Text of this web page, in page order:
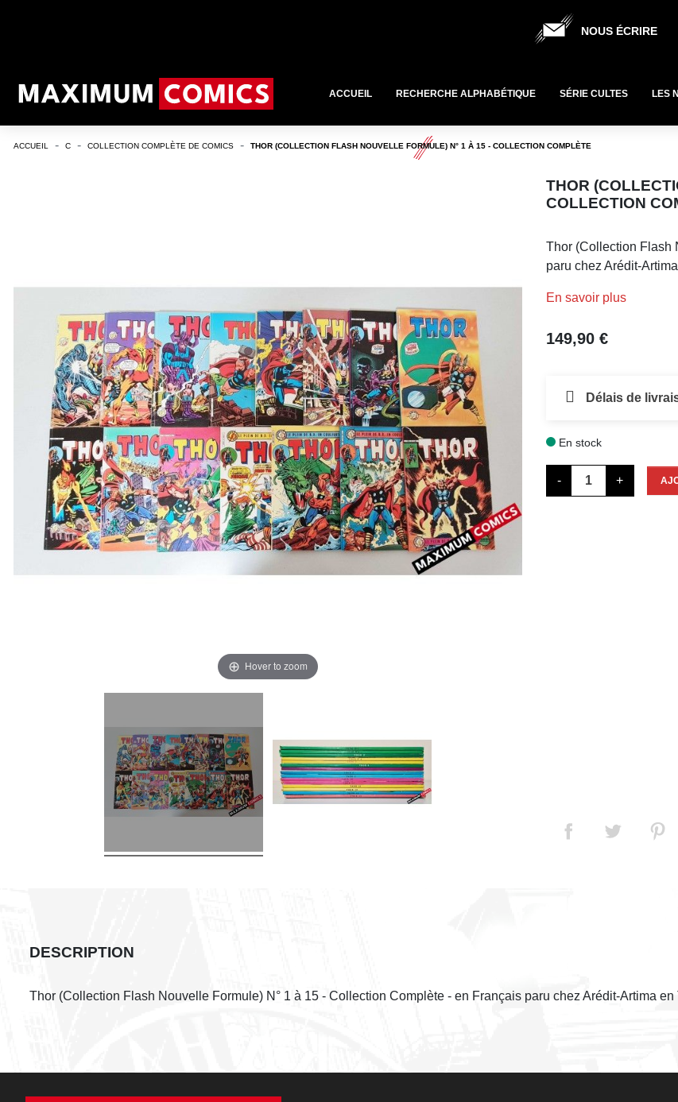
NOUS ÉCRIRE
ACCUEIL RECHERCHE ALPHABÉTIQUE SÉRIE CULTES LES
ACCUEIL C COLLECTION COMPLÈTE DE COMICS THOR (COLLECTION FLASH NOUVELLE FORMULE) N° 1 À 15 - COLLECTION COMPLÈTE
Hover to zoom
THOR
COLLECTION
Thor (Collection Flash
paru chez Arédit-
En savoir plus
149,90 €
Délais de
En stock
- +
DESCRIPTION
Thor (Collection Flash Nouvelle Formule) N° 1 à 15 - Collection Complète - en Français paru chez Arédit-Artima